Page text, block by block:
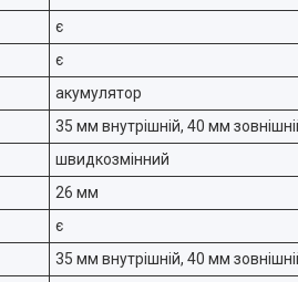
є
є
акумулятор
35 мм внутрішній, 40 мм
швидкозмінний
26 мм
є
35 мм внутрішній, 40 мм